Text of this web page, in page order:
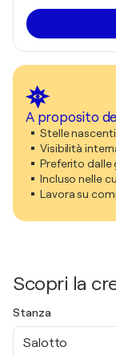
A proposito
Stelle nascenti
Visibilità
Preferito dalle
Incluso nelle
Lavora su
Scopri la
Stanza
Salotto